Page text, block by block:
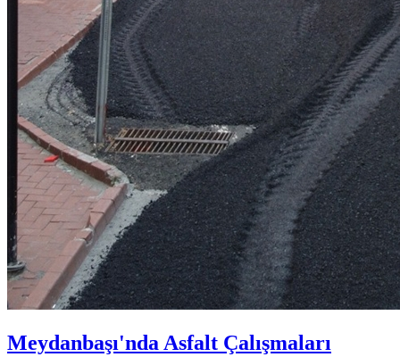
Meydanbaşı'nda Asfalt Çalışmaları